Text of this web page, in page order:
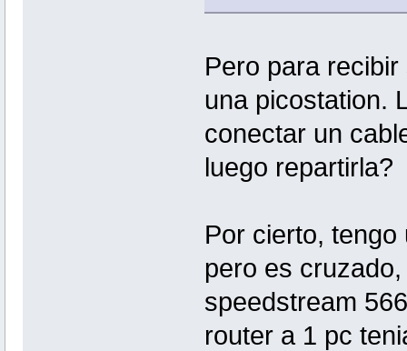
Pero para
una picostation.
conectar un
luego repartirla?
Por cierto,
pero es
speedstream
router a 1 pc